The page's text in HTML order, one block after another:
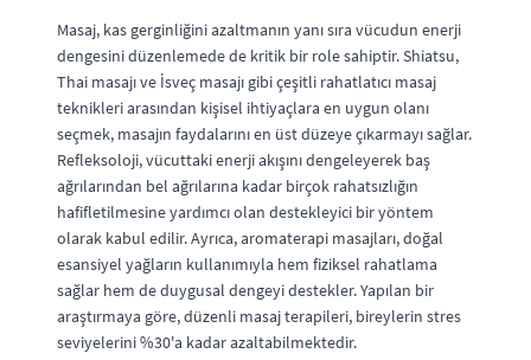
Masaj, kas gerginliğini azaltmanın yanı sıra vücudun enerji
dengesini düzenlemede de kritik bir role sahiptir. Shiatsu,
Thai masajı ve İsveç masajı gibi çeşitli rahatlatıcı masaj
teknikleri arasından kişisel ihtiyaçlara en uygun olanı
seçmek, masajın faydalarını en üst düzeye çıkarmayı sağlar.
Refleksoloji, vücuttaki enerji akışını dengeleyerek baş
ağrılarından bel ağrılarına kadar birçok rahatsızlığın
hafifletilmesine yardımcı olan destekleyici bir yöntem
olarak kabul edilir. Ayrıca, aromaterapi masajları, doğal
esansiyel yağların kullanımıyla hem fiziksel rahatlama
sağlar hem de duygusal dengeyi destekler. Yapılan bir
araştırmaya göre, düzenli masaj terapileri, bireylerin stres
seviyelerini %30'a kadar azaltabilmektedir.